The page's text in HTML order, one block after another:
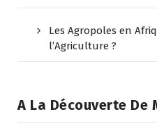
Les Agropoles en
l’Agriculture ?
A La Découverte De